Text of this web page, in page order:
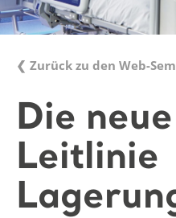
❮ Zurück zu den Web-
Die
Leitlinie